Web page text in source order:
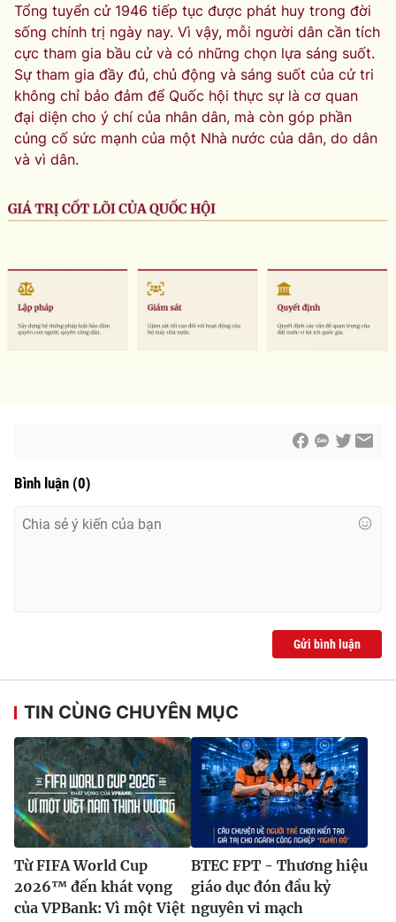
Tổng tuyển cử 1946 tiếp tục được phát huy trong đời
sống chính trị ngày nay. Vì vậy, mỗi người dân cần tích
cực tham gia bầu cử và có những chọn lựa sáng suốt.
Sự tham gia đầy đủ, chủ động và sáng suốt của cử tri
không chỉ bảo đảm để Quốc hội thực sự là cơ quan
đại diện cho ý chí của nhân dân, mà còn góp phần
củng cố sức mạnh của một Nhà nước của dân, do dân
và vì dân.
Bình luận (0)
Gửi bình luận
TIN CÙNG CHUYÊN MỤC
Từ FIFA World Cup
2026™ đến khát vọng
của VPBank: Vì một Việt
BTEC FPT - Thương hiệu
giáo dục đón đầu kỷ
nguyên vi mạch